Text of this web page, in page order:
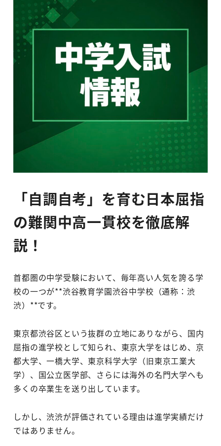
「自調自考」を育む日本屈指
の難関中高一貫校を徹底解
説！
首都圏の中学受験において、毎年高い人気を誇る学
校の一つが**渋谷教育学園渋谷中学校（通称：渋
渋）**です。
東京都渋谷区という抜群の立地にありながら、国内
屈指の進学校として知られ、東京大学をはじめ、京
都大学、一橋大学、東京科学大学（旧東京工業大
学）、国公立医学部、さらには海外の名門大学へも
多くの卒業生を送り出しています。
しかし、渋渋が評価されている理由は進学実績だけ
ではありません。